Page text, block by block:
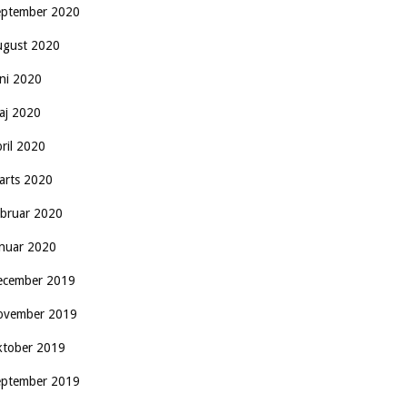
2020
2020
2020
2020
2020
2020
2020
2020
2019
2019
2019
2019